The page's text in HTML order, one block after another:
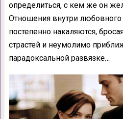
определиться, с кем же он
Отношения внутри любовного
постепенно накаляются,
страстей и неумолимо
парадоксальной развязке…